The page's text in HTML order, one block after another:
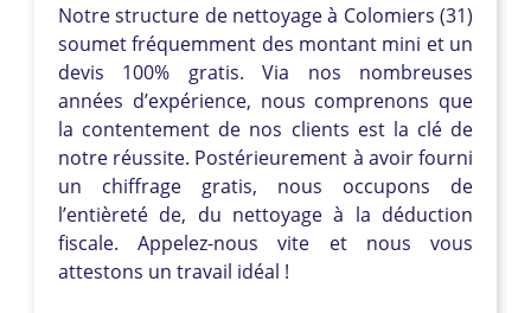
Notre structure de nettoyage à Colomiers (31)
soumet fréquemment des montant mini et un
devis 100% gratis. Via nos nombreuses
années d’expérience, nous comprenons que
la contentement de nos clients est la clé de
notre réussite. Postérieurement à avoir fourni
un chiffrage gratis, nous occupons de
l’entièreté de, du nettoyage à la déduction
fiscale. Appelez-nous vite et nous vous
attestons un travail idéal !